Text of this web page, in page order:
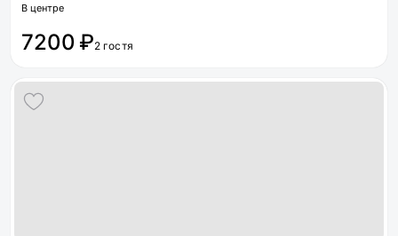
В центре
7200 ₽2 гостя